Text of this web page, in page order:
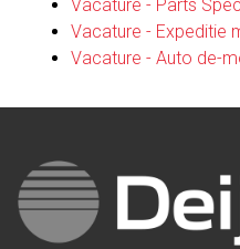
Vacature - Parts
Vacature - Expeditie
Vacature - Auto de-